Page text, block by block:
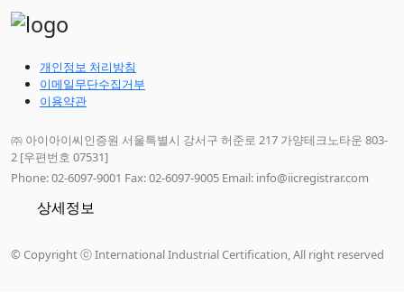
개인정보 처리방침
이메일무단수집거부
이용약관
㈜ 아이아이씨인증원 서울특별시 강서구 허준로 217 가양테크노타운 803-
2 [우편번호 07531]
Phone: 02-6097-9001 Fax: 02-6097-9005 Email: info@iicregistrar.com
상세정보
© Copyright ⓒ International Industrial Certification, All right reserved